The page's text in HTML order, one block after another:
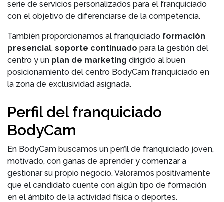
serie de servicios personalizados para el franquiciado
con el objetivo de diferenciarse de la competencia.
También proporcionamos al franquiciado formación
presencial, soporte continuado para la gestión del
centro y un plan de marketing dirigido al buen
posicionamiento del centro BodyCam franquiciado en
la zona de exclusividad asignada.
Perfil del franquiciado
BodyCam
En BodyCam buscamos un perfil de franquiciado joven,
motivado, con ganas de aprender y comenzar a
gestionar su propio negocio. Valoramos positivamente
que el candidato cuente con algún tipo de formación
en el ámbito de la actividad física o deportes.